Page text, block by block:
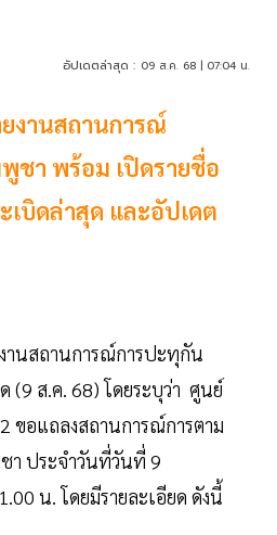
อัปเดตล่าสุด : 09 ส.ค. 68 | 07:04 น.
งานสถานการณ์
ชา พร้อม เปิดรายชื่อ
เบิดล่าสุด และอัปเดต
านสถานการณ์การปะทุกัน
(9 ส.ค. 68) โดยระบุว่า ศูนย์
ขอแถลงสถานการณ์การตาม
า ประจำวันที่วันที่ 9
น. โดยมีรายละเอียด ดังนี้